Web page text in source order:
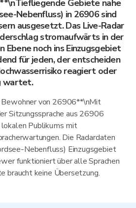
Gebiete nahe
Nebenfluss) in 26906 sind
ausgesetzt. Das Live-Radar
stromaufwärts in der
Ebene noch ins Einzugsgebiet
für jeden, der entscheiden
reagiert oder
wartet.
Bewohner von 26906**\nMit
Sitzungssprache aus 26906
Publikums mit
Die Radardaten
Nebenfluss) Einzugsgebiet
funktioniert über alle Sprachen
braucht keine Übersetzung.